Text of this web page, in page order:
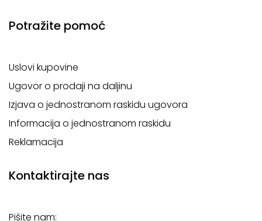
Potražite pomoć
Uslovi kupovine
Ugovor o prodaji na daljinu
Izjava o jednostranom raskidu ugovora
Informacija o jednostranom raskidu
Reklamacija
Kontaktirajte nas
Pišite nam: